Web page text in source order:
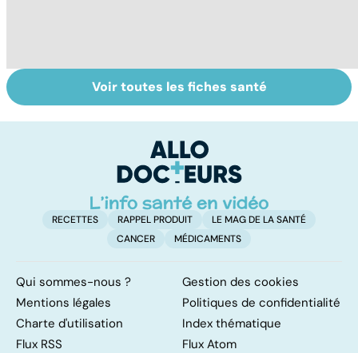
Tout savoir sur
les infections
HPV : tout savoir
sur les
Voir toutes les fiches santé
RECETTES RAPPEL PRODUIT
LE MAG DE LA SANTÉ
CANCER
MÉDICAMENTS
Qui sommes-nous ?
Gestion des cookies
Mentions légales
Politiques de confidentialité
Charte d'utilisation
Index thématique
Flux RSS
Flux Atom